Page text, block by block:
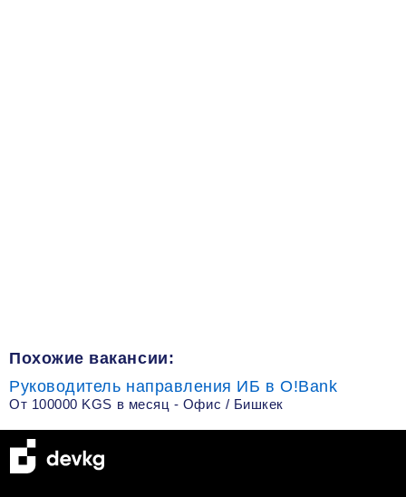
Похожие вакансии:
Руководитель направления ИБ в O!Bank
От 100000 KGS в месяц - Офис / Бишкек